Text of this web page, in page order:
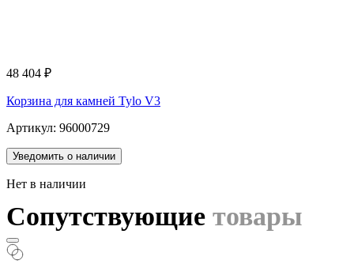
48 404 ₽
Корзина для камней Tylo V3
Артикул: 96000729
Уведомить о наличии
Нет в наличии
Сопутствующие товары